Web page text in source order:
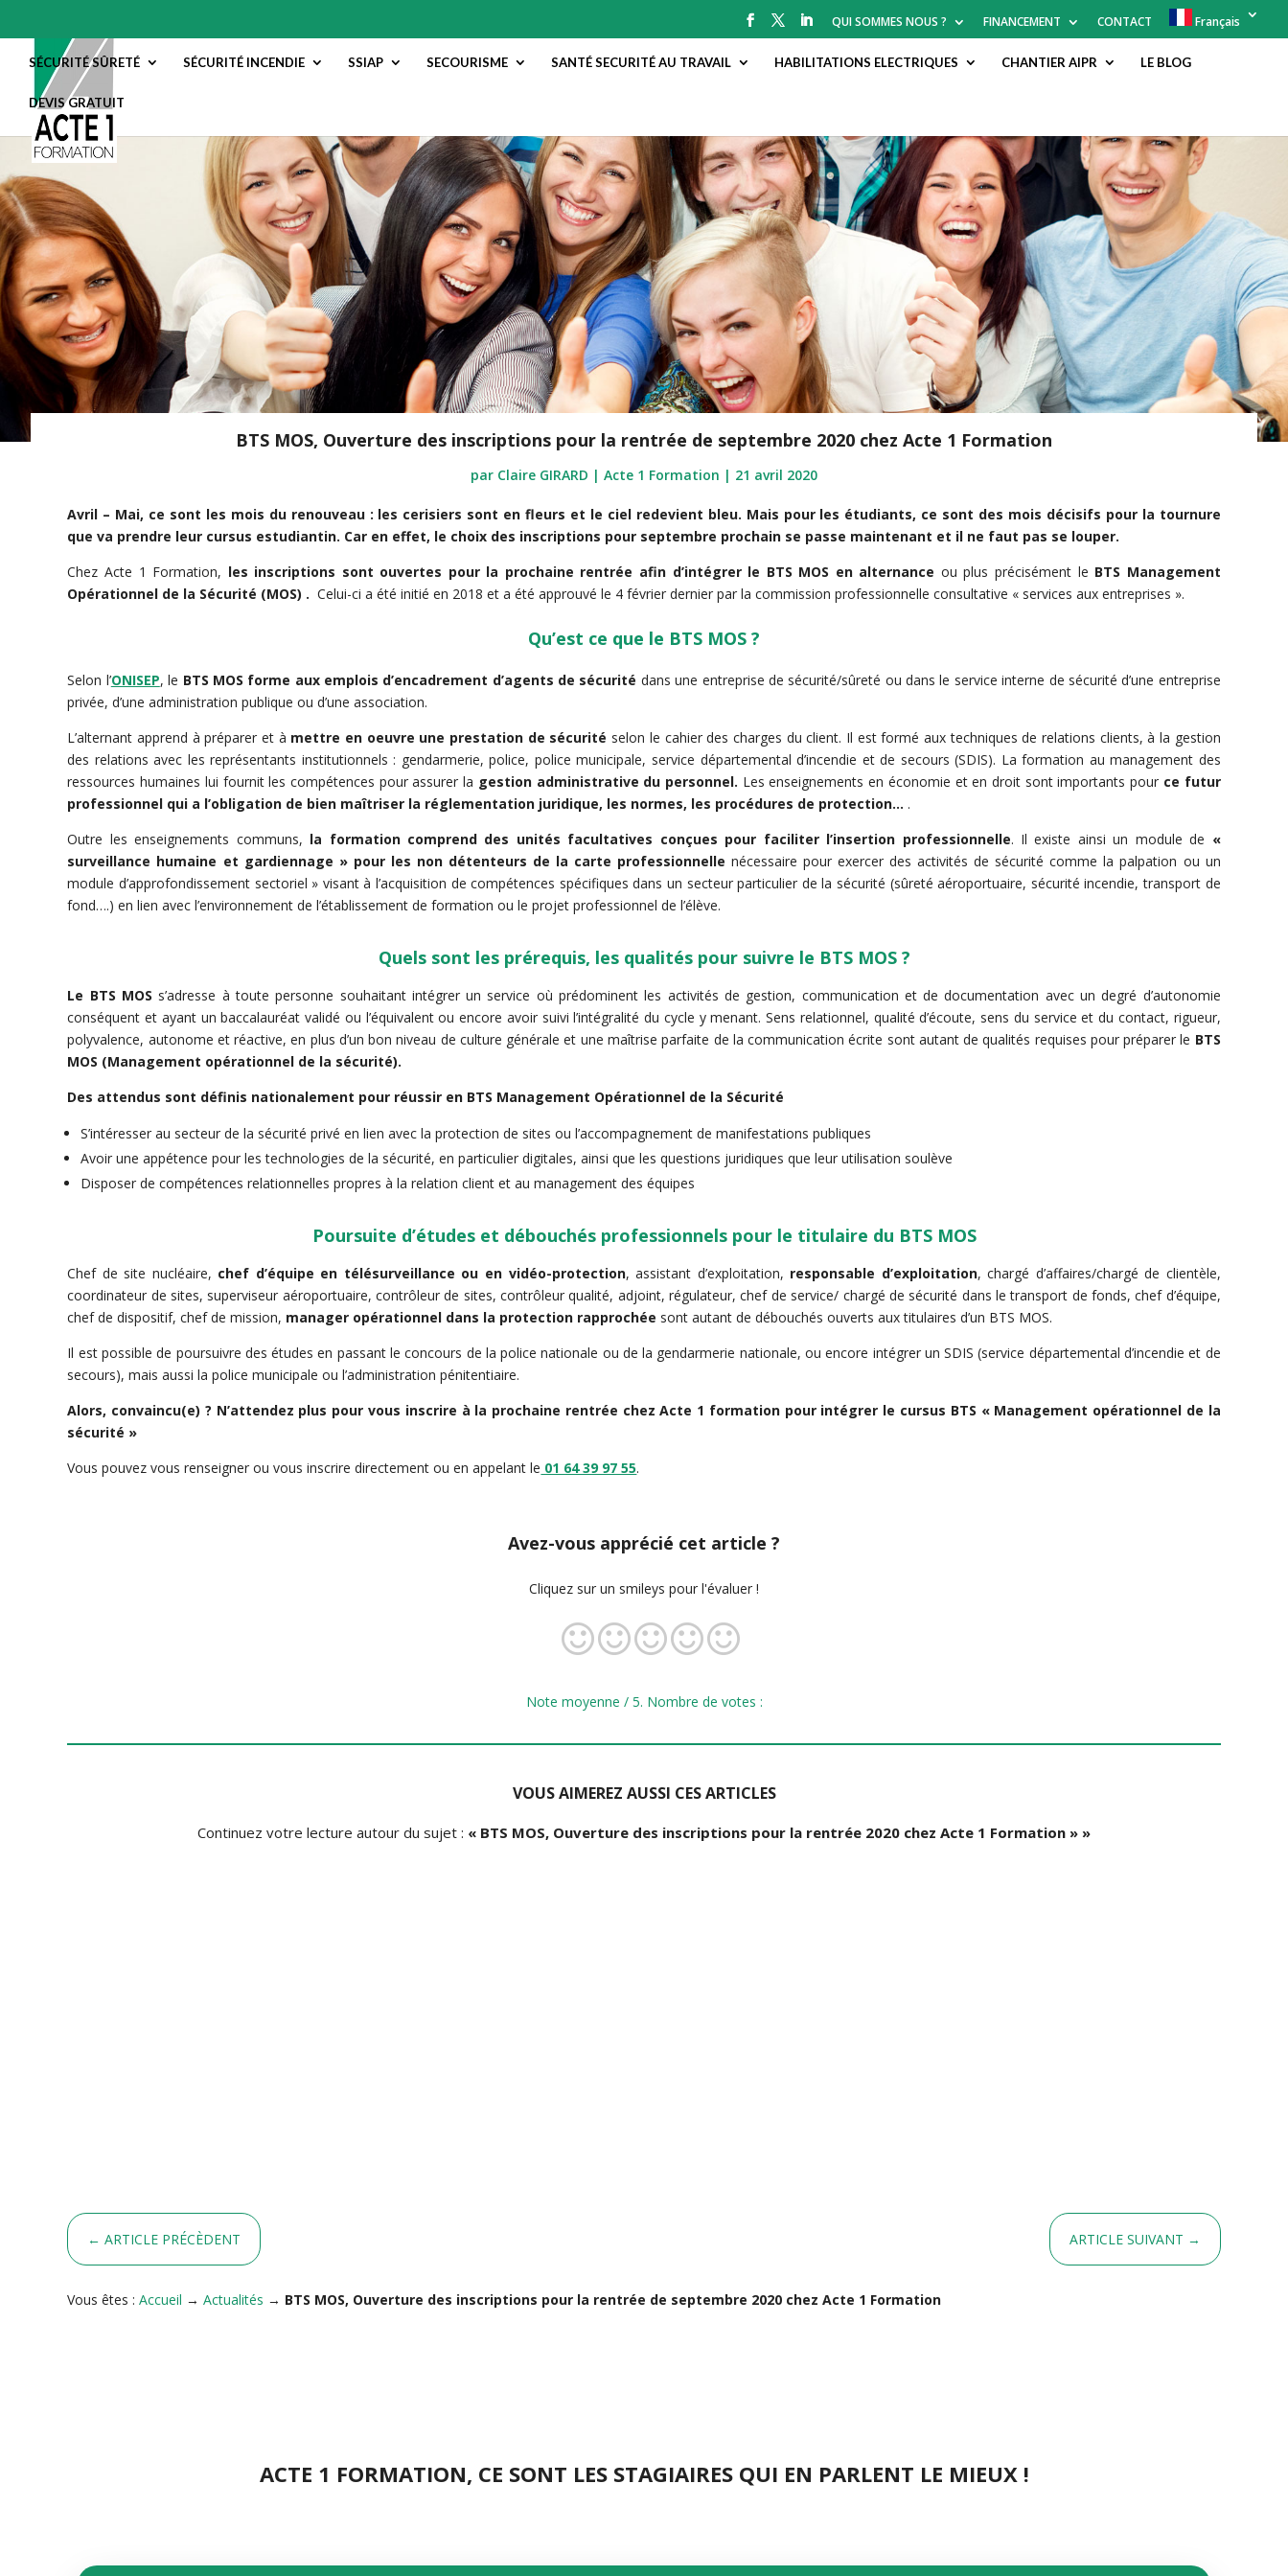
QUI SOMMES NOUS ? FINANCEMENT CONTACT Français
SÉCURITÉ SÛRETÉ SÉCURITÉ INCENDIE SSIAP SECOURISME SANTÉ SECURITÉ AU TRAVAIL HABILITATIONS ELECTRIQUES CHANTIER AIPR LE BLOG
DEVIS GRATUIT
BTS MOS, Ouverture des inscriptions pour la rentrée de septembre 2020 chez Acte 1 Formation
par Claire GIRARD | Acte 1 Formation | 21 avril 2020
Avril – Mai, ce sont les mois du renouveau : les cerisiers sont en fleurs et le ciel redevient bleu. Mais pour les étudiants, ce sont des mois décisifs pour la tournure
que va prendre leur cursus estudiantin. Car en effet, le choix des inscriptions pour septembre prochain se passe maintenant et il ne faut pas se louper.
Chez Acte 1 Formation, les inscriptions sont ouvertes pour la prochaine rentrée afin d’intégrer le BTS MOS en alternance ou plus précisément le BTS Management
Opérationnel de la Sécurité (MOS) . Celui-ci a été initié en 2018 et a été approuvé le 4 février dernier par la commission professionnelle consultative « services aux entreprises ».
Qu’est ce que le BTS MOS ?
Selon l’ONISEP, le BTS MOS forme aux emplois d’encadrement d’agents de sécurité dans une entreprise de sécurité/sûreté ou dans le service interne de sécurité d’une entreprise
privée, d’une administration publique ou d’une association.
L’alternant apprend à préparer et à mettre en oeuvre une prestation de sécurité selon le cahier des charges du client. Il est formé aux techniques de relations clients, à la gestion
des relations avec les représentants institutionnels : gendarmerie, police, police municipale, service départemental d’incendie et de secours (SDIS). La formation au management des
ressources humaines lui fournit les compétences pour assurer la gestion administrative du personnel. Les enseignements en économie et en droit sont importants pour ce futur
professionnel qui a l’obligation de bien maîtriser la réglementation juridique, les normes, les procédures de protection… .
Outre les enseignements communs, la formation comprend des unités facultatives conçues pour faciliter l’insertion professionnelle. Il existe ainsi un module de «
surveillance humaine et gardiennage » pour les non détenteurs de la carte professionnelle nécessaire pour exercer des activités de sécurité comme la palpation ou un
module d’approfondissement sectoriel » visant à l’acquisition de compétences spécifiques dans un secteur particulier de la sécurité (sûreté aéroportuaire, sécurité incendie, transport de
fond….) en lien avec l’environnement de l’établissement de formation ou le projet professionnel de l’élève.
Quels sont les prérequis, les qualités pour suivre le BTS MOS ?
Le BTS MOS s’adresse à toute personne souhaitant intégrer un service où prédominent les activités de gestion, communication et de documentation avec un degré d’autonomie
conséquent et ayant un baccalauréat validé ou l’équivalent ou encore avoir suivi l’intégralité du cycle y menant. Sens relationnel, qualité d’écoute, sens du service et du contact, rigueur,
polyvalence, autonome et réactive, en plus d’un bon niveau de culture générale et une maîtrise parfaite de la communication écrite sont autant de qualités requises pour préparer le BTS
MOS (Management opérationnel de la sécurité).
Des attendus sont définis nationalement pour réussir en BTS Management Opérationnel de la Sécurité
S’intéresser au secteur de la sécurité privé en lien avec la protection de sites ou l’accompagnement de manifestations publiques
Avoir une appétence pour les technologies de la sécurité, en particulier digitales, ainsi que les questions juridiques que leur utilisation soulève
Disposer de compétences relationnelles propres à la relation client et au management des équipes
Poursuite d’études et débouchés professionnels pour le titulaire du BTS MOS
Chef de site nucléaire, chef d’équipe en télésurveillance ou en vidéo-protection, assistant d’exploitation, responsable d’exploitation, chargé d’affaires/chargé de clientèle,
coordinateur de sites, superviseur aéroportuaire, contrôleur de sites, contrôleur qualité, adjoint, régulateur, chef de service/ chargé de sécurité dans le transport de fonds, chef d’équipe,
chef de dispositif, chef de mission, manager opérationnel dans la protection rapprochée sont autant de débouchés ouverts aux titulaires d’un BTS MOS.
Il est possible de poursuivre des études en passant le concours de la police nationale ou de la gendarmerie nationale, ou encore intégrer un SDIS (service départemental d’incendie et de
secours), mais aussi la police municipale ou l’administration pénitentiaire.
Alors, convaincu(e) ? N’attendez plus pour vous inscrire à la prochaine rentrée chez Acte 1 formation pour intégrer le cursus BTS « Management opérationnel de la
sécurité »
Vous pouvez vous renseigner ou vous inscrire directement ou en appelant le 01 64 39 97 55.
Avez-vous apprécié cet article ?
Cliquez sur un smileys pour l'évaluer !
Note moyenne / 5. Nombre de votes :
VOUS AIMEREZ AUSSI CES ARTICLES
Continuez votre lecture autour du sujet : « BTS MOS, Ouverture des inscriptions pour la rentrée 2020 chez Acte 1 Formation » »
←ARTICLE PRÉCÈDENT ARTICLE SUIVANT →
Vous êtes :Accueil →Actualités → BTS MOS, Ouverture des inscriptions pour la rentrée de septembre 2020 chez Acte 1 Formation
ACTE 1 FORMATION, CE SONT LES STAGIAIRES QUI EN PARLENT LE MIEUX !